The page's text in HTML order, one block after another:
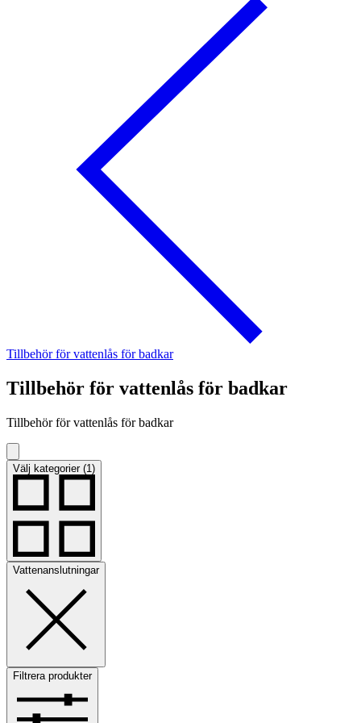
Tillbehör för vattenlås för badkar
Tillbehör för vattenlås för badkar
Tillbehör för vattenlås för badkar
Välj kategorier (1)
Vattenanslutningar
Filtrera produkter